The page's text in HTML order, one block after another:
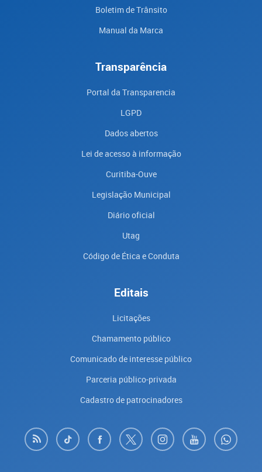
Boletim de Trânsito
Manual da Marca
Transparência
Portal da Transparencia
LGPD
Dados abertos
Lei de acesso à informação
Curitiba-Ouve
Legislação Municipal
Diário oficial
Utag
Código de Ética e Conduta
Editais
Licitações
Chamamento público
Comunicado de interesse público
Parceria público-privada
Cadastro de patrocinadores